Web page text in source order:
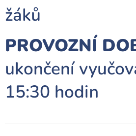
žáků
PROVOZNÍ
ukončení
15:30 hodin